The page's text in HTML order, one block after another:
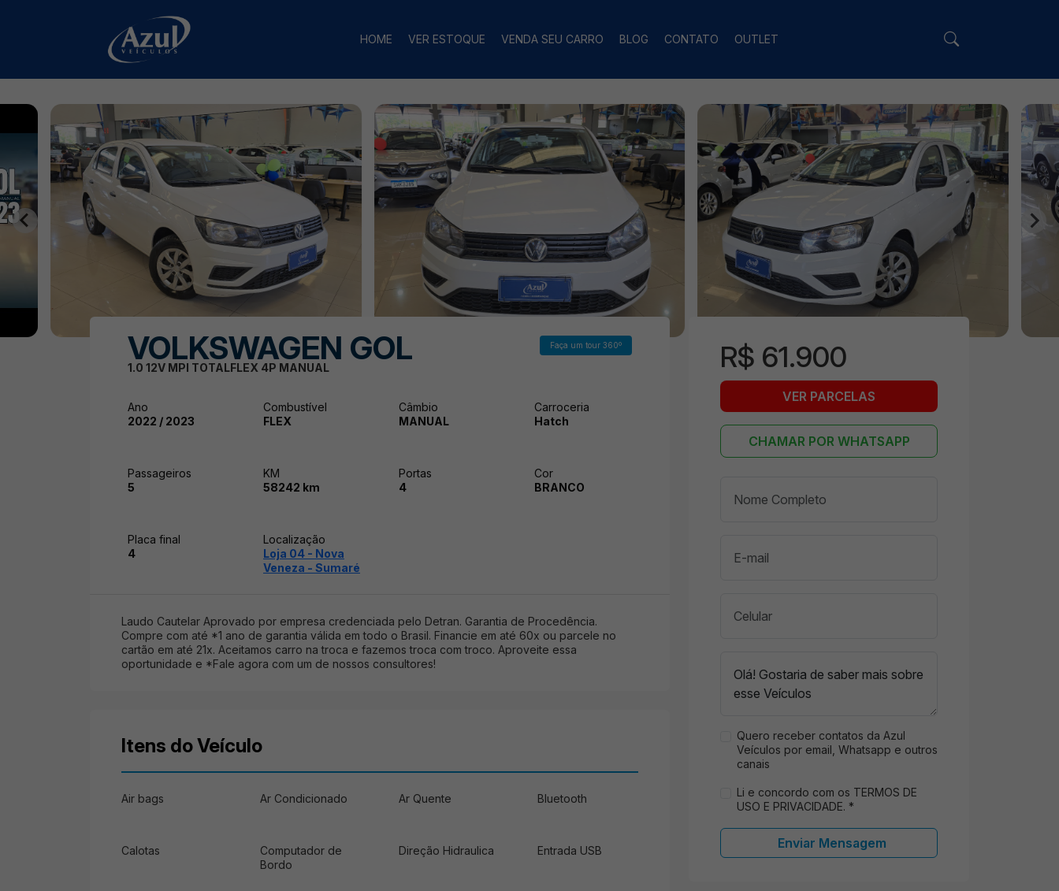
HOME VER ESTOQUE VENDA SEU CARRO BLOG CONTATO OUTLET
VOLKSWAGEN GOL
1.0 12V MPI TOTALFLEX 4P MANUAL
Faça um tour 360º
Ano
2022 / 2023
Combustível
FLEX
Câmbio
MANUAL
Carroceria
Hatch
Passageiros
5
KM
58242 km
Portas
4
Cor
BRANCO
Placa final
4
Localização
Loja 04 - Nova
Veneza - Sumaré
Laudo Cautelar Aprovado por empresa credenciada pelo Detran. Garantia de Procedência.
Compre com até *1 ano de garantia válida em todo o Brasil. Financie em até 60x ou parcele no
cartão em até 21x. Aceitamos carro na troca e fazemos troca com troco. Aproveite essa
oportunidade e *Fale agora com um de nossos consultores!
Itens do Veículo
Air bags Ar Condicionado Ar Quente Bluetooth
Calotas
Computador de
Bordo
Direção Hidraulica Entrada USB
R$ 61.900
VER PARCELAS
CHAMAR POR WHATSAPP
Quero receber contatos da Azul
Veículos por email, Whatsapp e outros
canais
Li e concordo com os TERMOS DE
USO E PRIVACIDADE. *
Enviar Mensagem